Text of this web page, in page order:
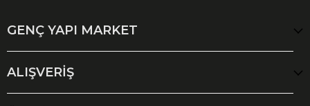
GENÇ YAPI MARKET
ALIŞVERİŞ